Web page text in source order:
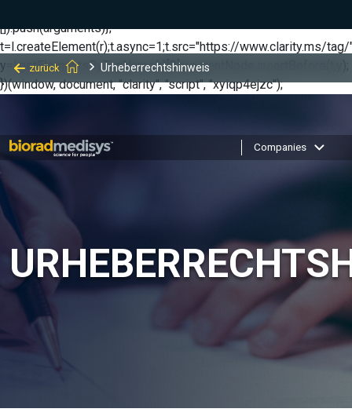
[]).push(arguments)};
t=l.createElement(r);t.async=1;t.src="https://www.clarity.ms/tag/
y=l.getElementsByTagName(r)[0];y.parentNode.insertBefore(t,y);
})(window, document, "clarity", "script", "xyiqp4ejzc");
Companies
zurück Urheberrechtshinweis